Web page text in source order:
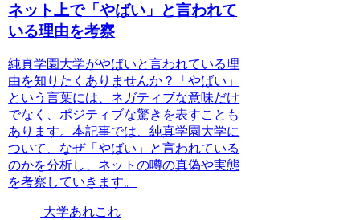
ネット上で「やばい」と言われて
いる理由を考察
純真学園大学がやばいと言われている理
由を知りたくありませんか？「やばい」
という言葉には、ネガティブな意味だけ
でなく、ポジティブな驚きを表すことも
あります。本記事では、純真学園大学に
ついて、なぜ「やばい」と言われている
のかを分析し、ネットの噂の真偽や実態
を考察していきます。
大学あれこれ